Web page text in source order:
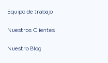
Equipo de trabajo
Nuestros Clientes
Nuestro Blog